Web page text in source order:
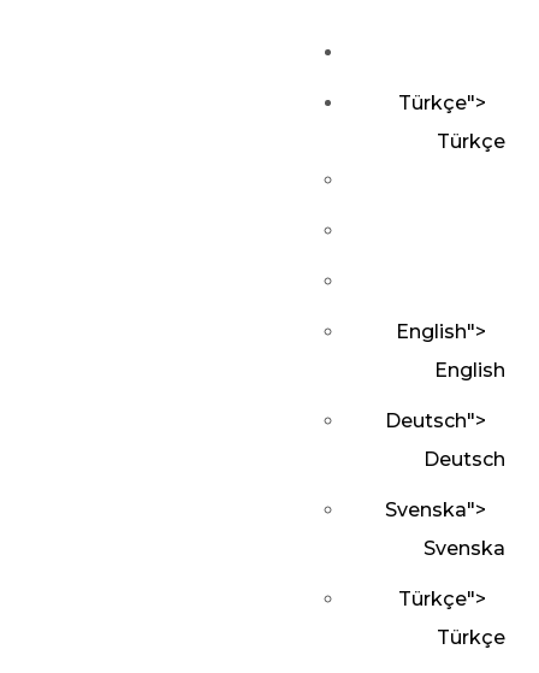
Türkçe">
Türkçe
English">
English
Deutsch">
Deutsch
Svenska">
Svenska
Türkçe">
Türkçe